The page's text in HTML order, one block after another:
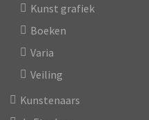
Kunst grafiek
Boeken
Varia
Veiling
Kunstenaars